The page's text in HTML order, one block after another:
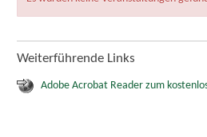
Weiterführende Links
Adobe Acrobat Reader zum